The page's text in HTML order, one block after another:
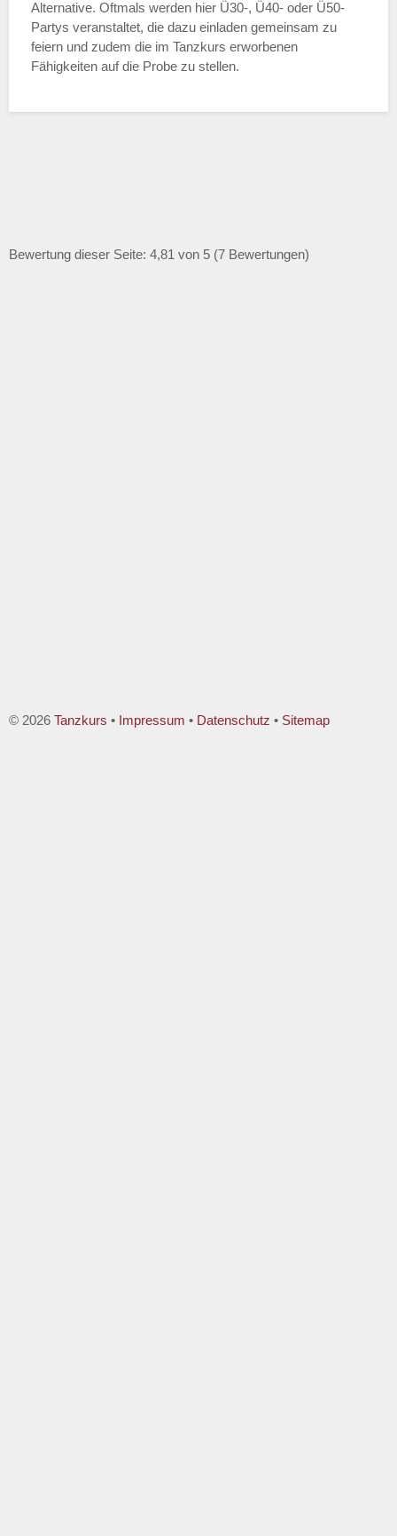
Alternative. Oftmals werden hier Ü30-, Ü40- oder Ü50-
Partys veranstaltet, die dazu einladen gemeinsam zu
feiern und zudem die im Tanzkurs erworbenen
Fähigkeiten auf die Probe zu stellen.
Bewertung dieser Seite: 4,81 von 5 (7 Bewertungen)
© 2026 Tanzkurs • Impressum • Datenschutz • Sitemap